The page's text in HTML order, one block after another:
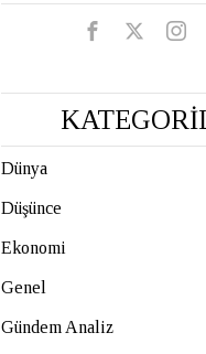
Dünya
Düşünce
Ekonomi
Genel
Gündem Analiz